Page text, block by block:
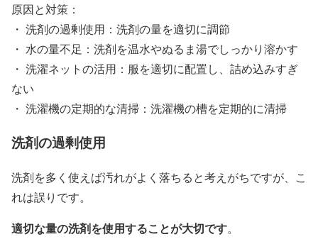
原因と対策：
・ 洗剤の過剰使用：洗剤の量を適切に調節
・ 水の量不足：洗剤を温水やぬるま湯でしっかり溶かす
・ 洗濯ネットの活用：服を適切に配置し、詰め込みすぎ
ない
・ 洗濯機の定期的な清掃：洗濯機の槽を定期的に清掃
洗剤の過剰使用
洗剤を多く使えば汚れがよく落ちると考えがちですが、こ
れは誤りです。
適切な量の洗剤を使用することが大切です。